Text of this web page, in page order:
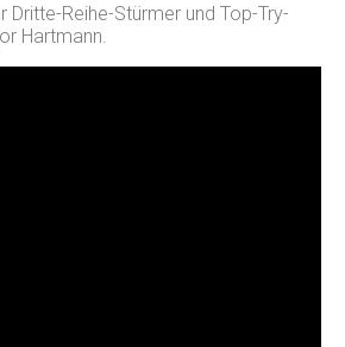
Dritte-Reihe-Stürmer und Top-Try-
Hartmann.